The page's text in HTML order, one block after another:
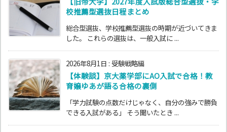
校推薦型選抜日程まとめ
総合型選抜、学校推薦型選抜の時期が近づいてきま
した。 これらの選抜は、一般入試に ...
2026年8月1日 : 受験戦略編
【体験談】京大薬学部にAO入試で合格！教
育嬢ゆあが語る合格の裏側
「学力試験の点数だけじゃなく、自分の強みで勝負
できる入試がある」 そう聞いたとき ...